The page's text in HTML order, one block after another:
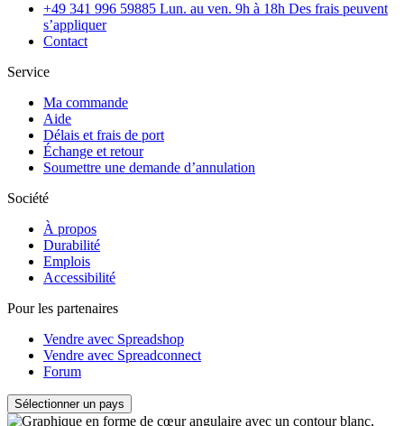
+49 341 996 59885 Lun. au ven. 9h à 18h Des frais peuvent
s’appliquer
Contact
Service
Ma commande
Aide
Délais et frais de port
Échange et retour
Soumettre une demande d’annulation
Société
À propos
Durabilité
Emplois
Accessibilité
Pour les partenaires
Vendre avec Spreadshop
Vendre avec Spreadconnect
Forum
Sélectionner un pays